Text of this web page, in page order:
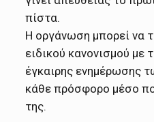
πίστα.
Η οργάνωση μπορεί να
ειδικού κανονισμού με
έγκαιρης ενημέρωσης
κάθε πρόσφορο μέσο
της.